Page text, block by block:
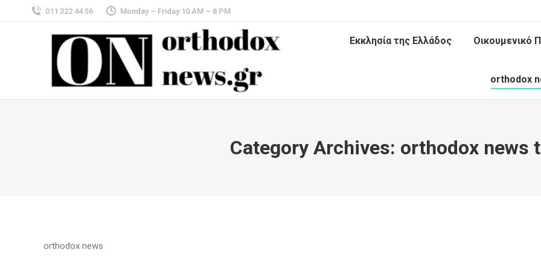
011 322 44 56 Monday – Friday 10 AM – 8 PM
Εκκλησία της Ελλάδος Οικουμενικό
orthodox
Category Archives: orthodox news
orthodox news